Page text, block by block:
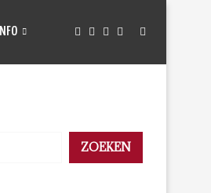
INFO
ZOEKEN